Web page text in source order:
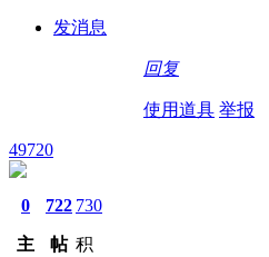
发消息
回复
使用道具 举报
49720
0
主
722
帖
730
积